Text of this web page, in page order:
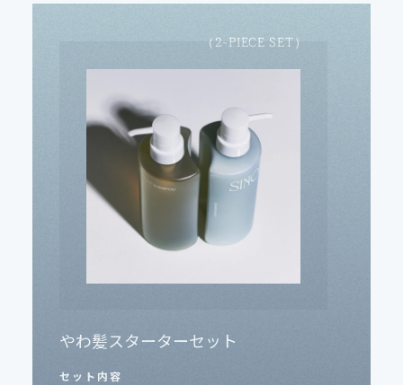
（2-PIECE SET）
やわ髪スターターセット
セット内容